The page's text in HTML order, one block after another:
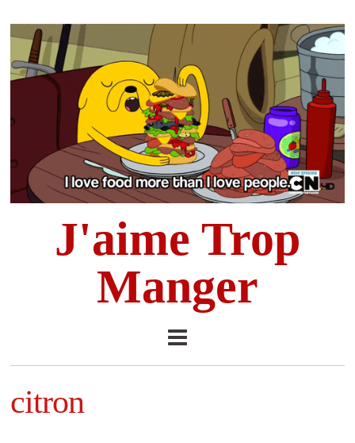
J'aime Trop
Manger
citron